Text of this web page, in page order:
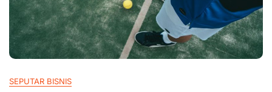
SEPUTAR BISNIS